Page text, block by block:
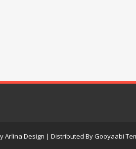
Arlina Design | Distributed ByGooyaabi